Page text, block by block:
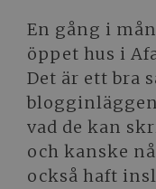
En gång i
öppet hus i
Det är ett bra
vad de kan
och kanske
också haft